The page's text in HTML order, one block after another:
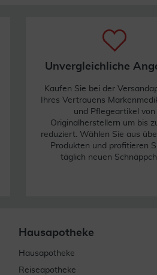
Unvergleichliche
Kaufen Sie bei der
Ihres Vertrauens
und Pflegeartikel von
Originalherstellern um bis
reduziert. Wählen Sie aus
Produkten und profitieren
täglich neuen
Hausapotheke
Hausapotheke
Reiseapotheke